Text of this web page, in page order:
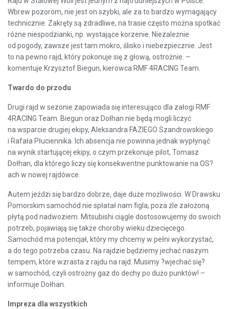
Wbrew pozorom, nie jest on szybki, ale za to bardzo wymagający
technicznie. Zakręty są zdradliwe, na trasie często można spotkać
różne niespodzianki, np. wystające korzenie. Niezależnie
od pogody, zawsze jest tam mokro, ślisko i niebezpiecznie. Jest
to na pewno rajd, który pokonuje się z głową, ostrożnie. –
komentuje Krzysztof Biegun, kierowca RMF 4RACING Team.
Twardo do przodu
Drugi rajd w sezonie zapowiada się interesująco dla załogi RMF
4RACING Team. Biegun oraz Dołhan nie będą mogli liczyć
na wsparcie drugiej ekipy, Aleksandra FAZIEGO Szandrowskiego
i Rafała Płuciennika. Ich absencja nie powinna jednak wypłynąć
na wynik startującej ekipy, o czym przekonuje pilot, Tomasz
Dołhan, dla którego liczy się konsekwentne punktowanie na OS?
ach w nowej rajdówce.
Autem jeździ się bardzo dobrze, daje duże możliwości. W Drawsku
Pomorskim samochód nie spłatał nam figla, poza źle założoną
płytą pod nadwoziem. Mitsubishi ciągle dostosowujemy do swoich
potrzeb, pojawiają się także choroby wieku dziecięcego.
Samochód ma potencjał, który my chcemy w pełni wykorzystać,
a do tego potrzeba czasu. Na rajdzie będziemy jechać naszym
tempem, które wzrasta z rajdu na rajd. Musimy ?wjechać się?
w samochód, czyli ostrożny gaz do dechy po dużo punktów! –
informuje Dołhan.
Impreza dla wszystkich